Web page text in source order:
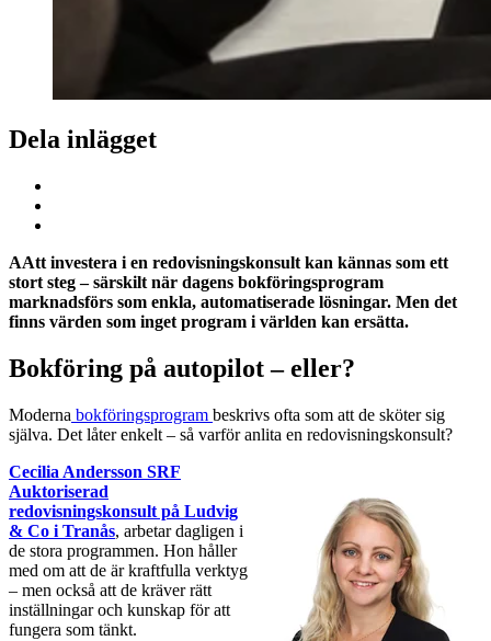
Dela inlägget
AAtt investera i en redovisningskonsult kan kännas som ett
stort steg – särskilt när dagens bokföringsprogram
marknadsförs som enkla, automatiserade lösningar. Men det
finns värden som inget program i världen kan ersätta.
Bokföring på autopilot – eller?
Moderna bokföringsprogram beskrivs ofta som att de sköter sig
själva. Det låter enkelt – så varför anlita en redovisningskonsult?
Cecilia Andersson SRF
Auktoriserad
redovisningskonsult på Ludvig
& Co i Tranås, arbetar dagligen i
de stora programmen. Hon håller
med om att de är kraftfulla verktyg
– men också att de kräver rätt
inställningar och kunskap för att
fungera som tänkt.